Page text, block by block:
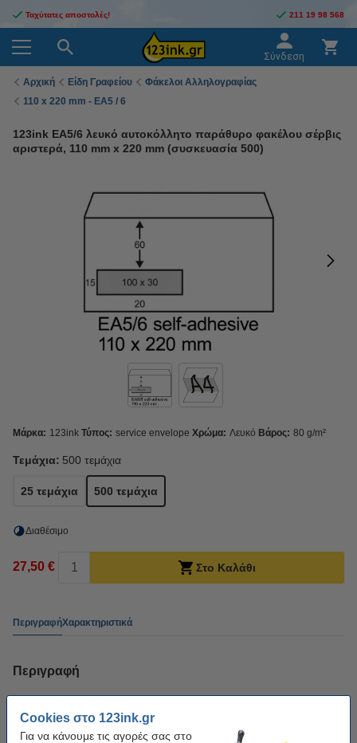
Cookies στο 123ink.gr
Για να κάνουμε τις αγορές σας στο
Ταχύτατες αποστολές! 211 19 98 568
Σύνδεση
Αρχική Είδη Γραφείου
Φάκελοι Αλληλογραφίας
110 x 220 mm - EA5 / 6
123ink EA5/6 λευκό αυτοκόλλητο παράθυρο φακέλου σέρβις
αριστερά, 110 mm x 220 mm (συσκευασία 500)
Μάρκα: 123ink Τύπος: service envelope Χρώμα: Λευκό Βάρος: 80 g/m²
Τεμάχια: 500 τεμάχια
25 τεμάχια 500 τεμάχια
Διαθέσιμο
27,50 € Στο Καλάθι
ΠεριγραφήΧαρακτηριστικά
Περιγραφή
123ink. Οι φάκελοι έχουν παράθυρο στην αριστερή πλευρά και έχουν
διαστάσεις 110mm x 220mm - EA5/6. Είναι κατάλληλα για αποστολή